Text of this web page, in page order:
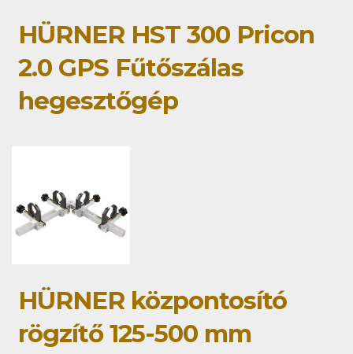
HÜRNER HST 300 Pricon
2.0 GPS Fűtőszálas
hegesztőgép
HÜRNER központosító
rögzítő 125-500 mm